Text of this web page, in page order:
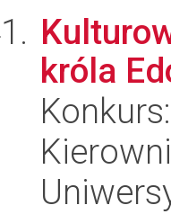
króla
Konkurs: